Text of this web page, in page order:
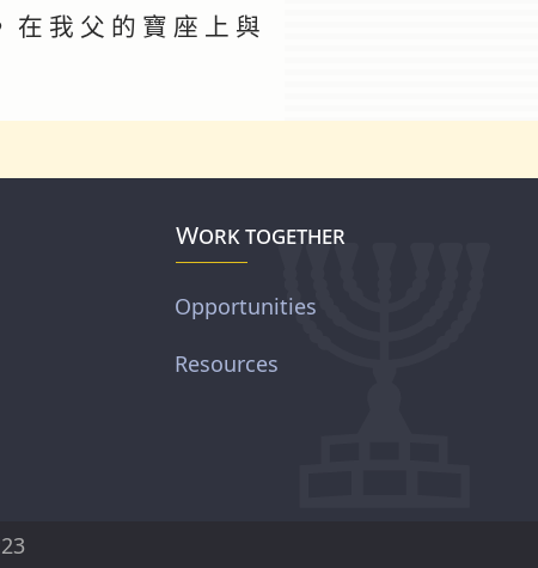
在 我 父 的 寶 座 上 與
Work together
Opportunities
Resources